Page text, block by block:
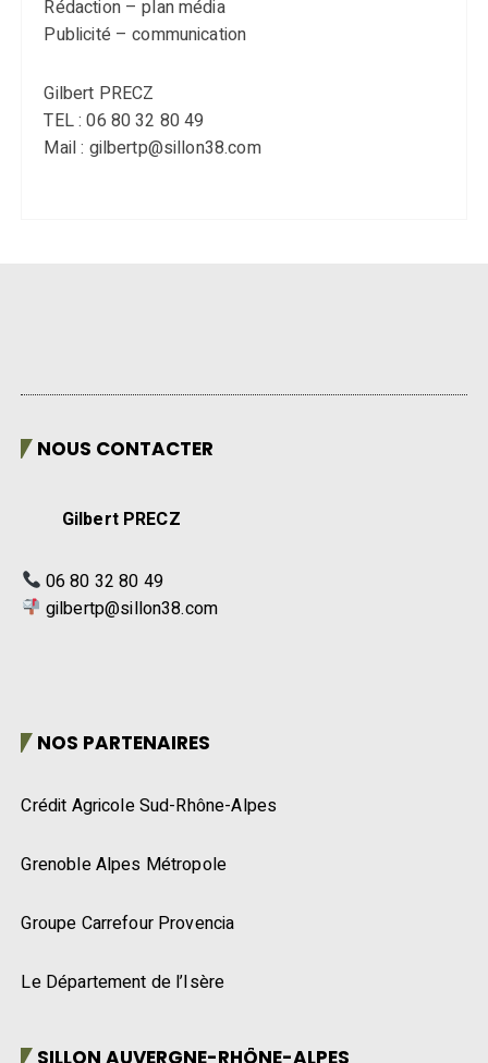
Rédaction – plan média
Publicité – communication
Gilbert PRECZ
TEL : 06 80 32 80 49
Mail : gilbertp@sillon38.com
NOUS CONTACTER
Gilbert PRECZ
06 80 32 80 49
gilbertp@sillon38.com
NOS PARTENAIRES
Crédit Agricole Sud-Rhône-Alpes
Grenoble Alpes Métropole
Groupe Carrefour Provencia
Le Département de l’Isère
SILLON AUVERGNE-RHÔNE-ALPES